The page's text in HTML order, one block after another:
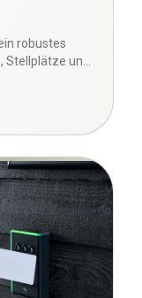
robustes
und